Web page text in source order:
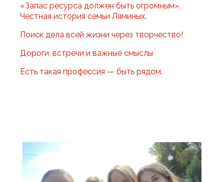
«Запас ресурса должен быть огромным».
Честная история семьи Ляминых.
Поиск дела всей жизни через творчество!
Дороги, встречи и важные смыслы
Есть такая профессия — быть рядом.